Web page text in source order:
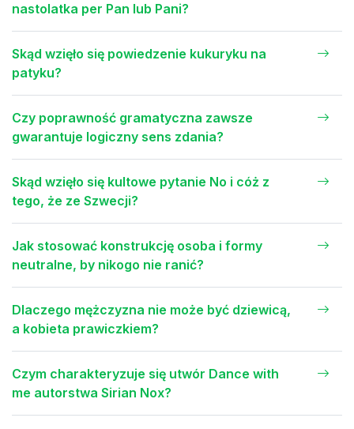
nastolatka per Pan lub Pani?
Skąd wzięło się powiedzenie kukuryku na
patyku?
Czy poprawność gramatyczna zawsze
gwarantuje logiczny sens zdania?
Skąd wzięło się kultowe pytanie No i cóż z
tego, że ze Szwecji?
Jak stosować konstrukcję osoba i formy
neutralne, by nikogo nie ranić?
Dlaczego mężczyzna nie może być dziewicą,
a kobieta prawiczkiem?
Czym charakteryzuje się utwór Dance with
me autorstwa Sirian Nox?